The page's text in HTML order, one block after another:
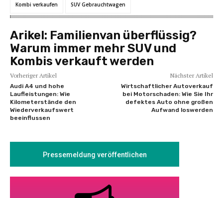
Kombi verkaufen SUV Gebrauchtwagen
Arikel: Familienvan überflüssig?
Warum immer mehr SUV und
Kombis verkauft werden
Vorheriger Artikel
Audi A4 und hohe
Laufleistungen: Wie
Kilometerstände den
Wiederverkaufswert
beeinflussen
Nächster Artikel
Wirtschaftlicher Autoverkauf
bei Motorschaden: Wie Sie Ihr
defektes Auto ohne großen
Aufwand loswerden
Pressemeldung veröffentlichen